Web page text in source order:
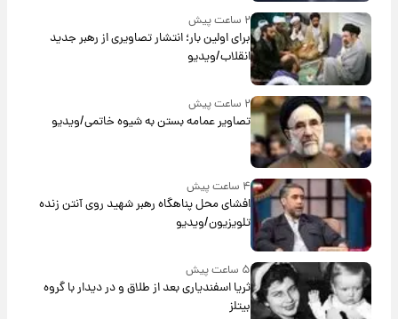
۲ ساعت پیش
برای اولین بار؛ انتشار تصاویری از رهبر جدید
انقلاب/ویدیو
۲ ساعت پیش
تصاویر عمامه بستن به شیوه خاتمی/ویدیو
۴ ساعت پیش
افشای محل پناهگاه‌ رهبر شهید روی آنتن زنده
تلویزیون/ویدیو
۵ ساعت پیش
ثریا اسفندیاری بعد از طلاق و در دیدار با گروه
بیتلز